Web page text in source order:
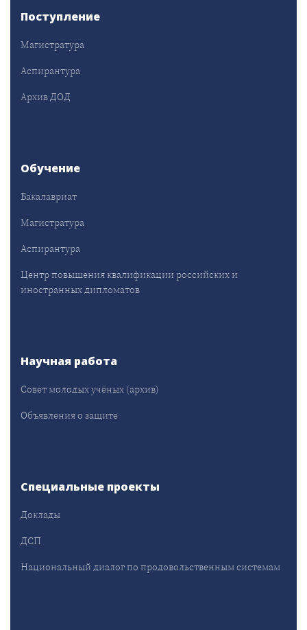
Поступление
Магистратура
Аспирантура
Архив ДОД
Обучение
Бакалавриат
Магистратура
Аспирантура
Центр повышения квалификации российских и
иностранных дипломатов
Научная работа
Совет молодых учёных (архив)
Объявления о защите
Специальные проекты
Доклады
ДСП
Национальный диалог по продовольственным системам